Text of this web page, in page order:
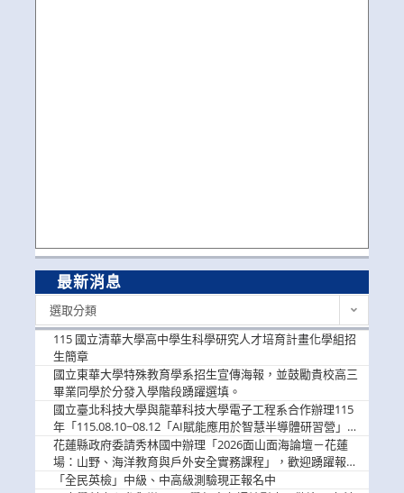
最新消息
選取分類
115 國立清華大學高中學生科學研究人才培育計畫化學組招
生簡章
國立東華大學特殊教育學系招生宣傳海報，並鼓勵貴校高三
畢業同學於分發入學階段踴躍選填。
國立臺北科技大學與龍華科技大學電子工程系合作辦理115
年「115.08.10~08.12「AI賦能應用於智慧半導體研習營」，
歡迎學生踴躍報名參加
花蓮縣政府委請秀林國中辦理「2026面山面海論壇－花蓮
場：山野、海洋教育與戶外安全實務課程」，歡迎踴躍報名
參加
「全民英檢」中級、中高級測驗現正報名中